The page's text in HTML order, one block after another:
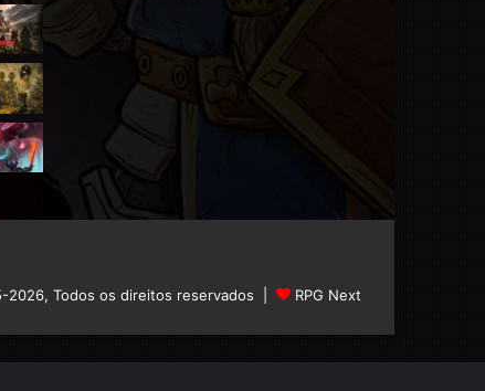
2026, Todos os direitos reservados |
RPG Next